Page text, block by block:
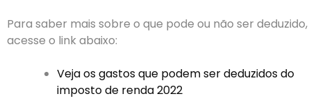
Para saber mais sobre o que pode ou não ser deduzido,
acesse o link abaixo:
Veja os gastos que podem ser deduzidos do
imposto de renda 2022